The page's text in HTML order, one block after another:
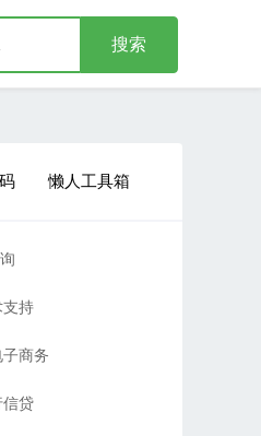
懒人工具箱
支持
子商务
信贷